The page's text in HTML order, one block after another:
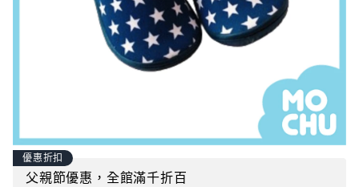
優惠折扣
父親節優惠，全館滿千折百